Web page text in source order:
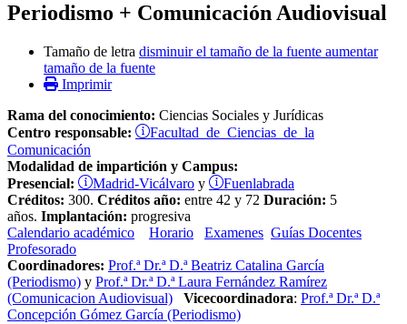
Periodismo + Comunicación Audiovisual
Tamaño de letra disminuir el tamaño de la fuente aumentar
tamaño de la fuente
Imprimir
Rama del conocimiento: Ciencias Sociales y Jurídicas
Centro responsable:
Facultad de Ciencias de la
Comunicación
Modalidad de impartición y Campus:
Presencial:
Madrid-Vicálvaro y Fuenlabrada
Créditos: 300. Créditos año: entre 42 y 72 Duración: 5
años. Implantación: progresiva
Calendario académico
Horario Examenes Guías Docentes
Profesorado
Coordinadores: Prof.ª Dr.ª D.ª Beatriz Catalina García
(Periodismo) y Prof.ª Dr.ª D.ª Laura Fernández Ramírez
(Comunicacion Audiovisual)
Vicecoordinadora: Prof.ª Dr.ª D.ª
Concepción Gómez García (Periodismo)